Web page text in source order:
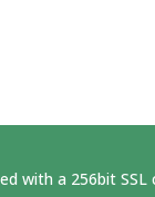
with a 256bit SSL